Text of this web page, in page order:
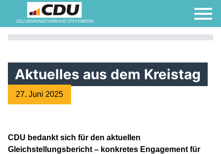
CDU GEMEINDEVERBAND STEYERBERG
Aktuelles aus dem Kreistag
27. Juni 2025
CDU bedankt sich für den aktuellen
Gleichstellungsbericht – konkretes Engagement für